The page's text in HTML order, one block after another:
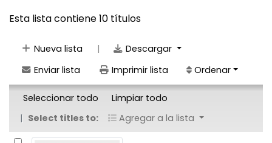
Esta lista contiene 10 títulos
Nueva lista |
Descargar
Enviar lista
Imprimir lista Ordenar
Seleccionar todo
Limpiar todo
Select titles to:
Agregar a la lista